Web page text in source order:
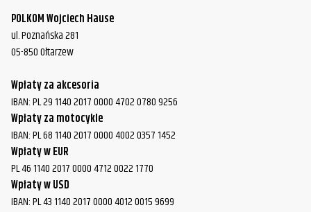
POLKOM Wojciech Hause
ul. Poznańska 281
05-850 Ołtarzew
Wpłaty za akcesoria
IBAN: PL 29 1140 2017 0000 4702 0780 9256
Wpłaty za motocykle
IBAN: PL 68 1140 2017 0000 4002 0357 1452
Wpłaty w EUR
PL 46 1140 2017 0000 4712 0022 1770
Wpłaty w USD
IBAN: PL 43 1140 2017 0000 4012 0015 9699